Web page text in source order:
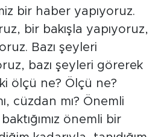
bir haber yapıyoruz.
bir bakışla yapıyoruz,
Bazı şeyleri
bazı şeyleri görerek
ölçü ne? Ölçü ne?
cüzdan mı? Önemli
önemli bir